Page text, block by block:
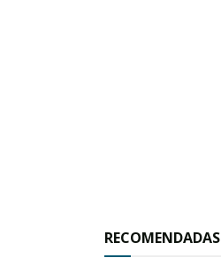
imagen visual del municipio.
RECOMENDADAS